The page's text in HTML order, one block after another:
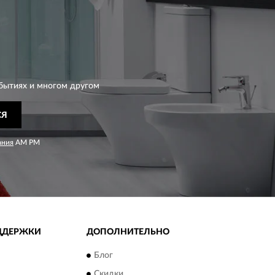
и многом другом
AM PM
ДОПОЛНИТЕЛЬНО
Блог